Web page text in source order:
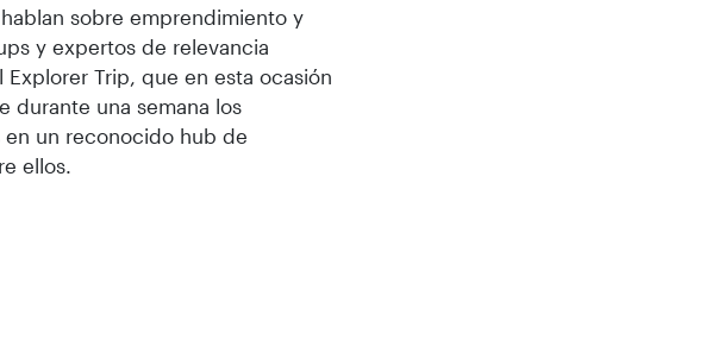
sobre emprendimiento y
y expertos de relevancia
Trip, que en esta ocasión
durante una semana los
un reconocido hub de
ellos.